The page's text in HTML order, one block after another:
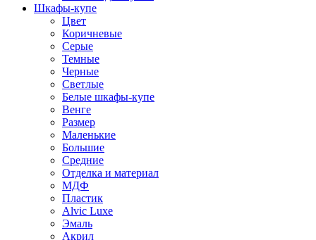
Шкафы-купе
Цвет
Коричневые
Серые
Темные
Черные
Светлые
Белые шкафы-купе
Венге
Размер
Маленькие
Большие
Средние
Отделка и материал
МДФ
Пластик
Alvic Luxe
Эмаль
Акрил